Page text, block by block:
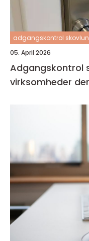
adgangskontrol
05. April 2026
Adgangskontrol
virksomheder